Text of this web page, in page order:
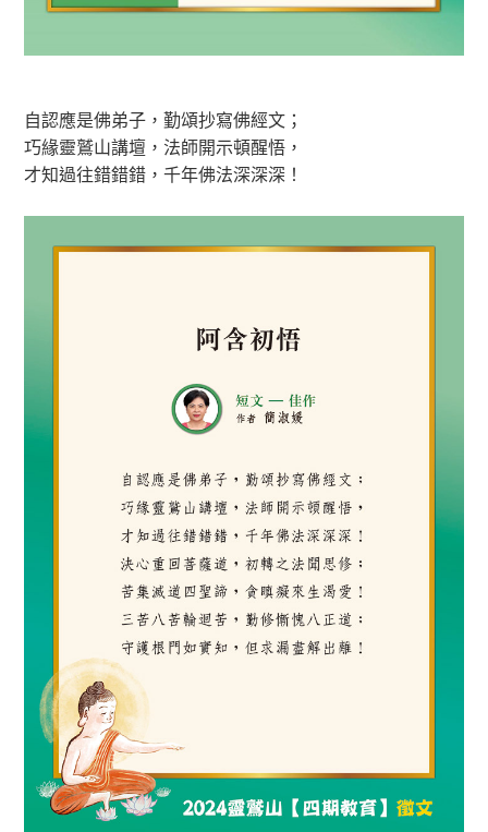
自認應是佛弟子，勤頌抄寫佛經文；
巧緣靈鷲山講壇，法師開示頓醒悟，
才知過往錯錯錯，千年佛法深深深！